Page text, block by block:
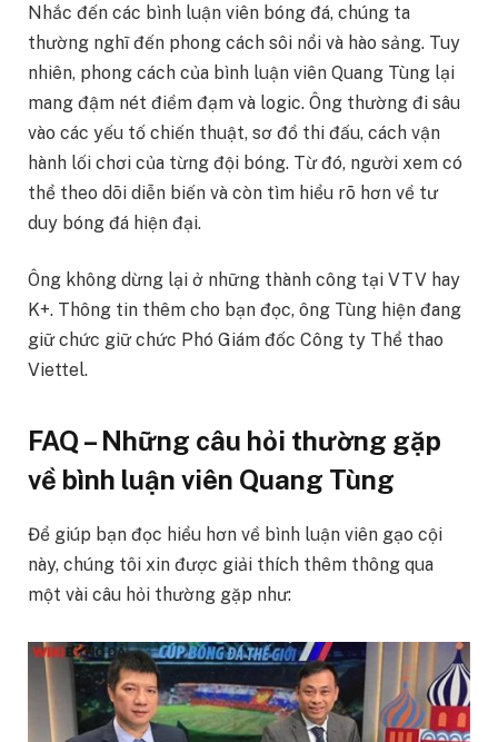
Nhắc đến các bình luận viên bóng đá, chúng ta
thường nghĩ đến phong cách sôi nổi và hào sảng. Tuy
nhiên, phong cách của bình luận viên Quang Tùng lại
mang đậm nét điềm đạm và logic. Ông thường đi sâu
vào các yếu tố chiến thuật, sơ đồ thi đấu, cách vận
hành lối chơi của từng đội bóng. Từ đó, người xem có
thể theo dõi diễn biến và còn tìm hiểu rõ hơn về tư
duy bóng đá hiện đại.
Ông không dừng lại ở những thành công tại VTV hay
K+. Thông tin thêm cho bạn đọc, ông Tùng hiện đang
giữ chức giữ chức Phó Giám đốc Công ty Thể thao
Viettel.
FAQ – Những câu hỏi thường gặp
về bình luận viên Quang Tùng
Để giúp bạn đọc hiểu hơn về bình luận viên gạo cội
này, chúng tôi xin được giải thích thêm thông qua
một vài câu hỏi thường gặp như: